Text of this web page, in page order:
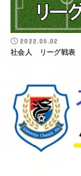
2022.05.02
社会人 リーグ戦表